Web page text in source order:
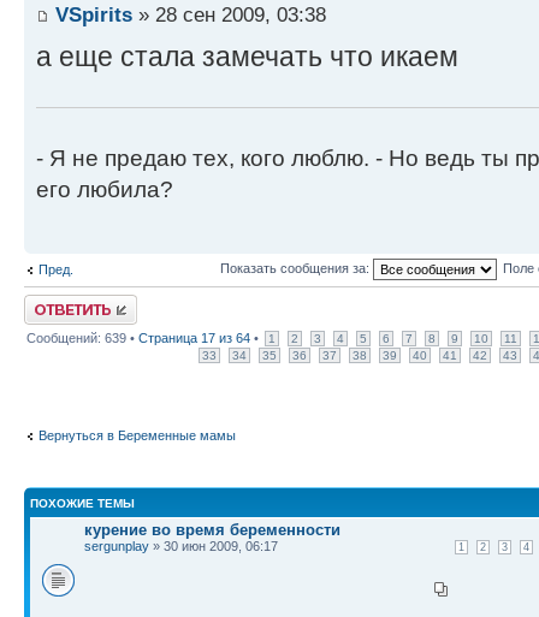
VSpirits » 28 сен 2009, 03:38
а еще стала замечать что икаем
- Я не предаю тех, кого люблю. - Но ведь ты
его любила?
Пред. Показать сообщения за: Поле
Ответить
Сообщений: 639 • Страница 17 из 64 • 1 2 3 4 5 6 7 8 9 10 11
33
34 35 36 37 38 39 40 41 42 43
Вернуться в Беременные мамы
ПОХОЖИЕ ТЕМЫ
курение во время беременности
1 2 3 4
sergunplay » 30 июн 2009, 06:17